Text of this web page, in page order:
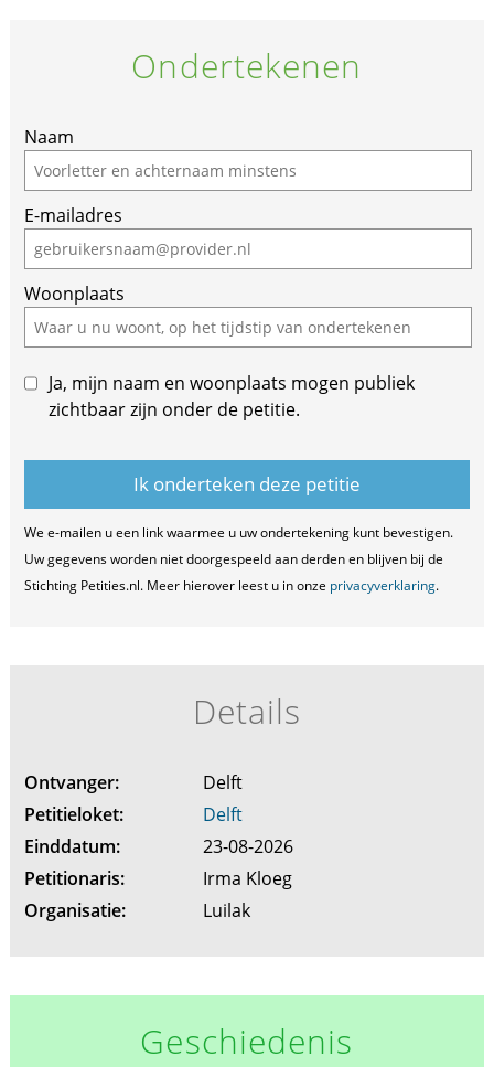
Ondertekenen
If
you
are
a
human,
ignore
this
field
Naam
E-mailadres
Woonplaats
Ja, mijn naam en woonplaats mogen publiek
zichtbaar zijn onder de petitie.
We e-mailen u een link waarmee u uw ondertekening kunt bevestigen.
Uw gegevens worden niet doorgespeeld aan derden en blijven bij de
Stichting Petities.nl. Meer hierover leest u in onze privacyverklaring.
Details
Ontvanger:
Delft
Petitieloket:
Delft
Einddatum:
23-08-2026
Petitionaris:
Irma Kloeg
Organisatie:
Luilak
Geschiedenis